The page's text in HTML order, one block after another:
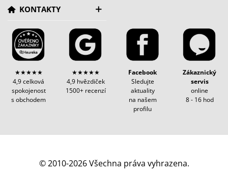
KONTAKTY
★★★★★
4,9 celková
spokojenost
s obchodem
★★★★★
4,9 hvězdiček
1500+ recenzí
Facebook
Sledujte
aktuality
na našem
profilu
Zákaznický
servis
online
8 - 16 hod
© 2010-2026 Všechna práva vyhrazena.